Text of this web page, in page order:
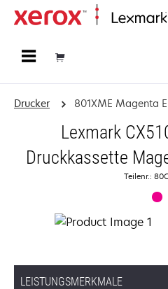
Drucker 801XME Magenta
Lexmark
Druckkassette
Teilenr.:
LEISTUNGSMERKMALE